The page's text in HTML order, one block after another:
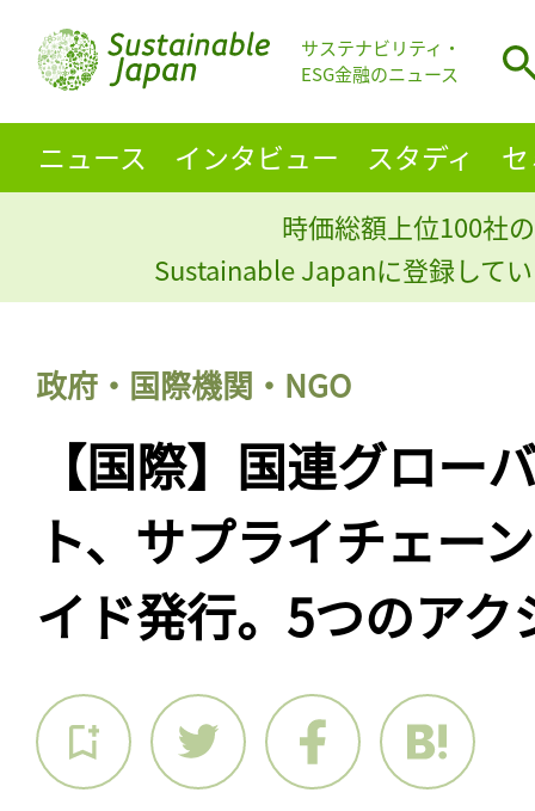
サステナビリティ・
ESG金融のニュース
ニュース インタビュー スタディ
時価総額上位100社
Sustainable Japanに登録して
政府・国際機関・NGO
【国際】国連グロー
ト、サプライチェー
イド発行。5つのアク